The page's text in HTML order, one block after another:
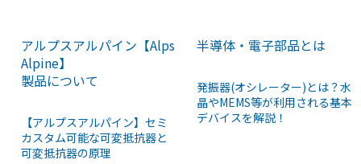
アルプスアルパイン【Alps
Alpine】
製品について
【アルプスアルパイン】セミ
カスタム可能な可変抵抗器と
可変抵抗器の原理
半導体・電子部品とは
発振器(オシレーター)とは？水
晶やMEMS等が利用される基本
デバイスを解説！